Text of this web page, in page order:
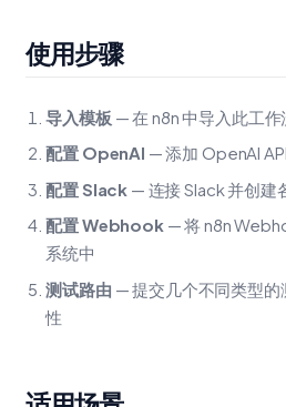
使用步骤
导入模板 — 在 n8n 中导入此工作
配置 OpenAI — 添加 OpenAI
配置 Slack — 连接 Slack 并创建
配置 Webhook— 将 n8n
系统中
测试路由 — 提交几个不同类型的
性